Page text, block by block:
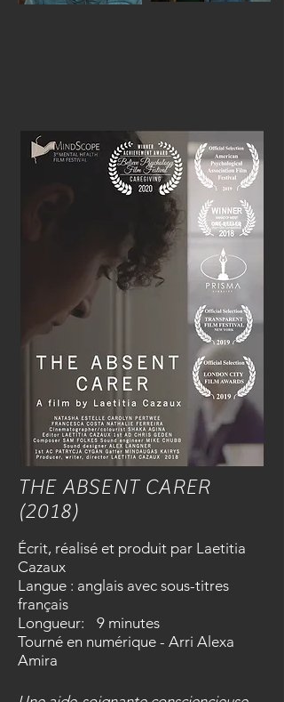
THE ABSENT CARER
(2018)
Écrit, réalisé et produit par Laetitia
Cazaux
Langue : anglais avec sous-titres
français
Longueur:
9 minutes
Tourné en numérique - Arri Alexa
Amira